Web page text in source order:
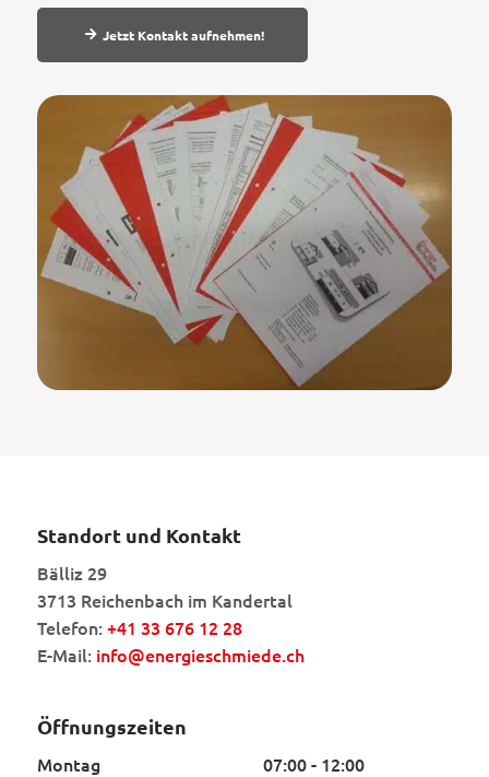
Jetzt Kontakt aufnehmen!
Standort und Kontakt
Bälliz 29
3713 Reichenbach im Kandertal
Telefon:+41 33 676 12 28
E-Mail: info@energieschmiede.ch
Öffnungszeiten
Montag
07:00 - 12:00